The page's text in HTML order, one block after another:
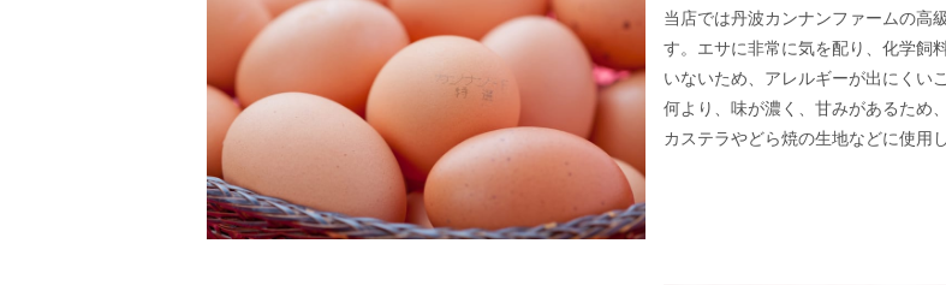
当店では丹波カンナンファームの高
す。エサに非常に気を配り、化学飼
いないため、アレルギーが出にくい
何より、味が濃く、甘みがあるため
カステラやどら焼の生地などに使用